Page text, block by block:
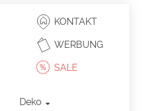
KONTAKT
WERBUNG
SALE
Deko